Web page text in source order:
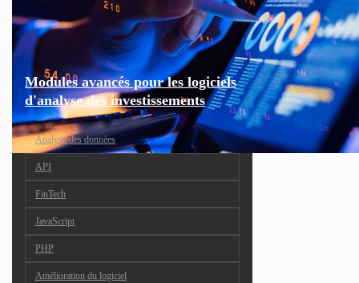
Modules avancés pour les logiciels
d'analyse des investissements
Analyse des données
API
FinTech
JavaScript
PHP
Amélioration du logiciel